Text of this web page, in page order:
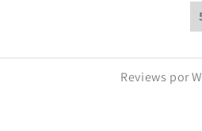
Reviews por